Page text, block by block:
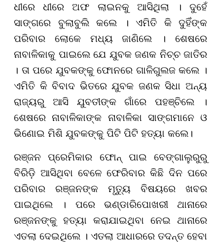
ଧୀରେ ଧୀରେ ଅଫ ଲାଇନକୁ ଆସିଥିଲା । ଦୁହେଁ
ସାଙ୍ଗରେ ବୁଲାବୁଲି କଲେ । ଏମିତି କି ଦୁହିଁଙ୍କ
ପରିବାର ଲୋକେ ମଧ୍ୟ ଜାଣିଲେ । ଶେଷରେ
ନାବାଳିକାକୁ ପାଇଲେ ଯେ ଯୁବକ ଜଣକ ନିଚ୍ଚ ଜାତିର
। ତା ପରେ ଯୁବକଙ୍କୁ ଫୋନରେ ଗାଳିଗୁଲଜ କଲେ ।
ଏମିତି କି ବିବାଦ ଭିତରେ ଯୁବକ ଜଣକ ସିଧା ଅନ୍ୟ
ରାଜ୍ୟରୁ ଆସି ଯୁବତୀଙ୍କ ଗାଁରେ ପହଞ୍ଚିଲେ ।
ଶେଷରେ ନାବାଳିକାଙ୍କ ନାବାଳିକା ସାଙ୍ଗମାନେ ଓ
ଭିଣୋଇ ମିଶି ଯୁବକଙ୍କୁ ପିଟି ପିଟି ହତ୍ୟା କଲେ।
ରଞ୍ଜନ ପ୍ରେମିକାର ଫୋନ୍ ପାଇ ବେଙ୍ଗାଲୁରୁରୁ
ବିରିଡ଼ି ଆସିଥିବା ବେଳେ ଫେରିବାର କିଛି ଦିନ ପରେ
ପରିବାର ରଞ୍ଜନଙ୍କ ମୃତ୍ୟୁ ବିଷୟରେ ଖବର
ପାଇଥିଲେ । ପରେ ଭଣ୍ଡାରିପୋଖରୀ ଥାନାରେ
ରଞ୍ଜନଙ୍କୁ ହତ୍ୟା କରାଯାଇଥିବା ନେଇ ଥାନାରେ
ଏତଲା ଦେଇଥିଲେ । ଏତଲା ଆଧାରରେ ତଦନ୍ତ ହେବା